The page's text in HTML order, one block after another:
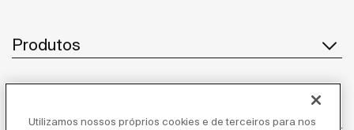
Produtos
Atendimento ao cliente
Utilizamos nossos próprios cookies e de terceiros para nos